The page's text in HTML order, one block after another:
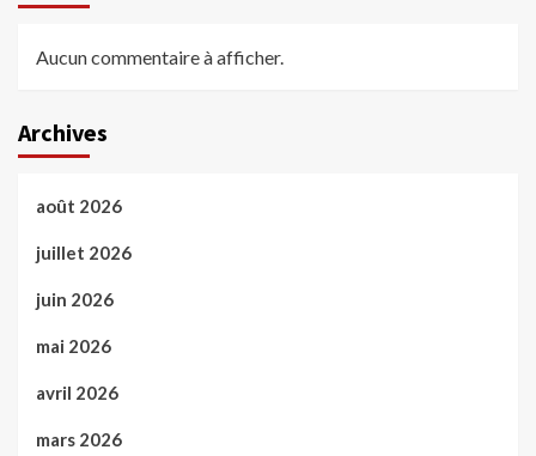
Aucun commentaire à afficher.
Archives
août 2026
juillet 2026
juin 2026
mai 2026
avril 2026
mars 2026